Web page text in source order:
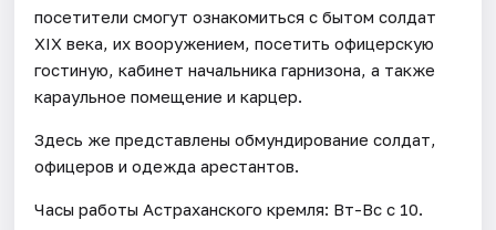
посетители смогут ознакомиться с бытом солдат
XIX века, их вооружением, посетить офицерскую
гостиную, кабинет начальника гарнизона, а также
караульное помещение и карцер.
Здесь же представлены обмундирование солдат,
офицеров и одежда арестантов.
Часы работы Астраханского кремля: Вт-Вс с 10.